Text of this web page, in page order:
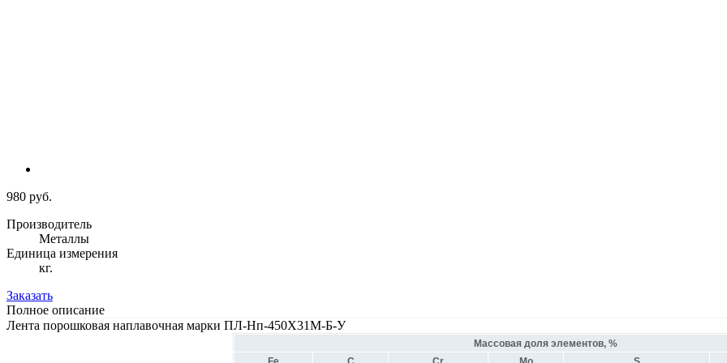
980 руб.
Производитель
Металлы
Единица измерения
кг.
Заказать
Полное описание
Лента порошковая наплавочная марки ПЛ-Нп-450Х31М-Б-У
Массовая доля элементов, %